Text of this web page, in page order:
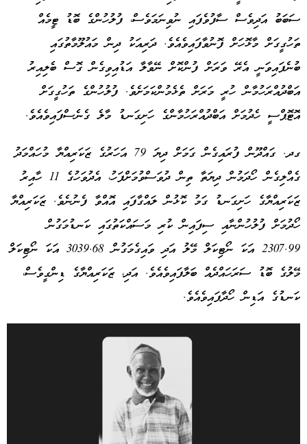
ސަބަބު އަދިވެސް ސާފުވެފައި ނުވިނަމަވެސް، ފުލުހުންގެ ބޮޑު ޓީމެއް
ތަހުގީގަށް މާޅޮހަށް ފޮނުވާފައިވެއެވެ. ދަރިއަކު ދިން މައުލޫމާތުގައި
ބުނެފައިވަނީ އެރޭ ވަރަށް ފުންކޮށް ނޭވާލާ އަޑުއިވިގެން ގޮސް ބެލިއިރު
އަބްދުއްރަހުމާން ހުރީ މަރަށް ތެޅެމުންކަމަށެވެ. ފުލުހުންގެ ތަހުގީގަށް
އޮޓޮޕްސީ ހެދުމަށް އަބްދުއްރަހުމާންގެ ހަށިގަނޑު މާލެ ގެނެސްފައިވެއެވެ.
ގދ. ގައްދޫން ފުރައިގެން ގަމަށް ދިޔަ 79 އަހަރުގެ ޒަކަރިއްޔާ މުހައްމަދު
ގެއްލިގެން ހޯދަމުން ދިޔަތާ ތިން ދުވަސްވުމަށްފަހު، އެދުވަހުގެ 11 ހާއިރު
ޒަކަރިއްޔާގެ ހަށިގަނޑު ގަމު ކޮޅުން ލައްގާފައި އޮއްވާ ފެނުނެވެ. ޒަކަރިއްޔާ
ހޯދުމަށް ފުލުހުންނާއި ސިފައިން ކުރި މަސައްކަތުގައި ކަނޑުމަގުން
2307.99 އަކަ ނޯޓިކަލް މޭލު އަދި ވައިގެމަގުން 3039.68 އަކަ ނޯޓިކަލް
މޭލުގެ ބޮޑު ސަރަހައްދެއް ބަލާފައިވެއެވެ. އަދި، ޒަކަރިއްޔާގެ ޑިންގީވެސް،
ކަނޑުގެ އަޑިން ހޯދާފައިވެއެވެ.